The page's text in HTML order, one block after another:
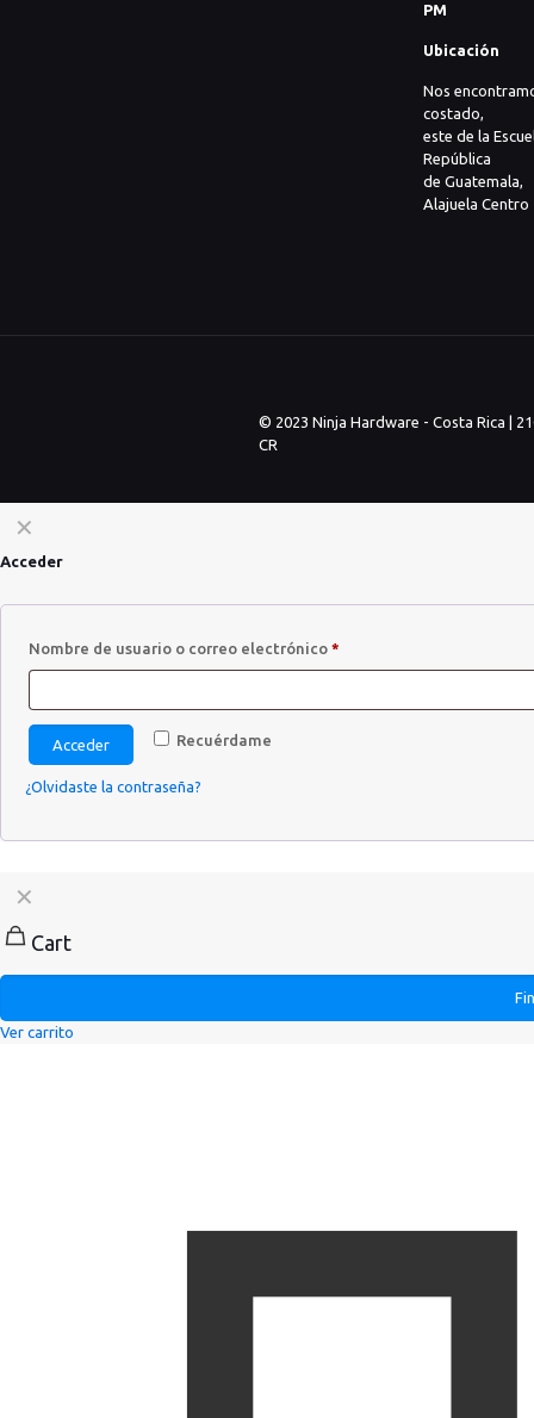
PM
Ubicación
Nos
costado,
este de la
República
de Guatemala,
Alajuela Centro
© 2023 Ninja Hardware - Costa Rica |
CR
✕
Acceder
Nombre de usuario o correo electrónico *
Recuérdame
Acceder
¿Olvidaste la contraseña?
✕
Cart
Ver carrito